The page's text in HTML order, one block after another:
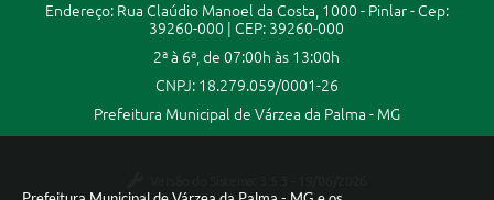
Endereço: Rua Claúdio Manoel da Costa, 1000 - Pinlar - Cep:
39260-000 | CEP: 39260-000
2ª à 6ª, de 07:00h às 13:00h
CNPJ: 18.279.059/0001-26
Prefeitura Municipal de Várzea da Palma - MG